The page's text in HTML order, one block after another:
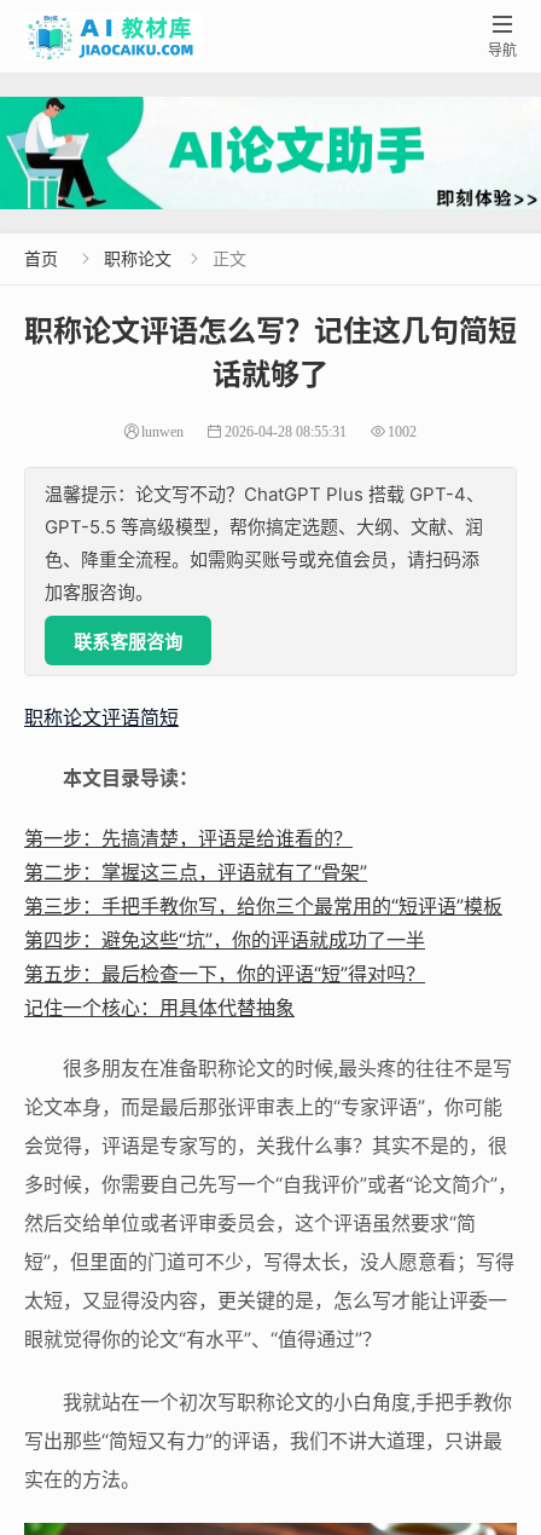

导航
首页  职称论文  正文
职称论文评语怎么写？记住这几句简短
话就够了
lunwen 2026-04-28 08:55:31 1002
温馨提示：论文写不动？ChatGPT Plus 搭载 GPT-4、
GPT-5.5 等高级模型，帮你搞定选题、大纲、文献、润
色、降重全流程。如需购买账号或充值会员，请扫码添
加客服咨询。
联系客服咨询
职称论文评语简短
本文目录导读：
第一步：先搞清楚，评语是给谁看的？
第二步：掌握这三点，评语就有了“骨架”
第三步：手把手教你写，给你三个最常用的“短评语”模板
第四步：避免这些“坑”，你的评语就成功了一半
第五步：最后检查一下，你的评语“短”得对吗？
记住一个核心：用具体代替抽象
很多朋友在准备职称论文的时候,最头疼的往往不是写
论文本身，而是最后那张评审表上的“专家评语”，你可能
会觉得，评语是专家写的，关我什么事？其实不是的，很
多时候，你需要自己先写一个“自我评价”或者“论文简介”，
然后交给单位或者评审委员会，这个评语虽然要求“简
短”，但里面的门道可不少，写得太长，没人愿意看；写得
太短，又显得没内容，更关键的是，怎么写才能让评委一
眼就觉得你的论文“有水平”、“值得通过”？
我就站在一个初次写职称论文的小白角度,手把手教你
写出那些“简短又有力”的评语，我们不讲大道理，只讲最
实在的方法。